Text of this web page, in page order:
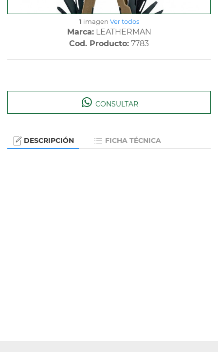
1 imagen Ver todos
Marca:LEATHERMAN
Cod. Producto: 7783
CONSULTAR
DESCRIPCIÓN FICHA TÉCNICA